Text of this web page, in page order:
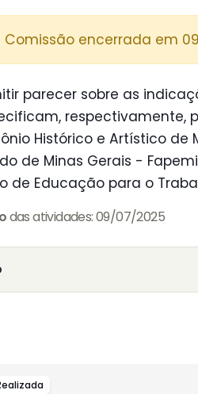
Comissão encerrada em
parecer sobre as
respectivamente,
Histórico e Artístico de
de Minas Gerais -
de Educação para o
das atividades: 09/07/2025